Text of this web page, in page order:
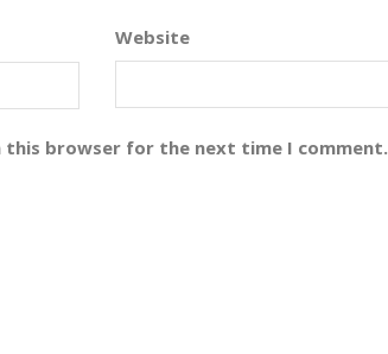
Website
this browser for the next time I comment.